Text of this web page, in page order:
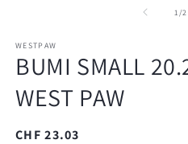
une
fenêtre
modale
1 /de2
WESTPAW
BUMI SMALL
WEST PAW
Prix
CHF 23.03